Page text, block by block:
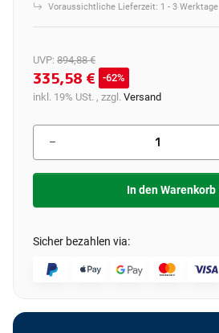
Voraussichtliche Lieferzeit: 1 - 3 Werktage
UVP: 894,88 €
335,58 €
62%
inkl. 19% USt. , zzgl. Versand
In den Warenkorb
Sicher bezahlen via: